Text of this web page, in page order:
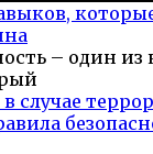
– один
случае